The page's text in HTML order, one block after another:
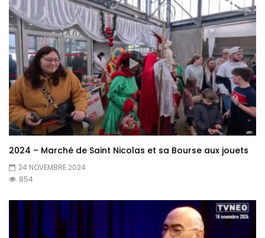
2024 – Marché de Saint Nicolas et sa Bourse aux jouets
24 NOVEMBRE 2024
854